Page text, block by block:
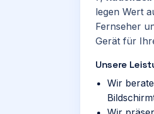
legen Wert
Fernseher
Gerät für
Unsere
Wir